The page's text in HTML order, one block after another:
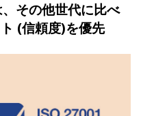
その他世代に比べ
(信頼度)を優先